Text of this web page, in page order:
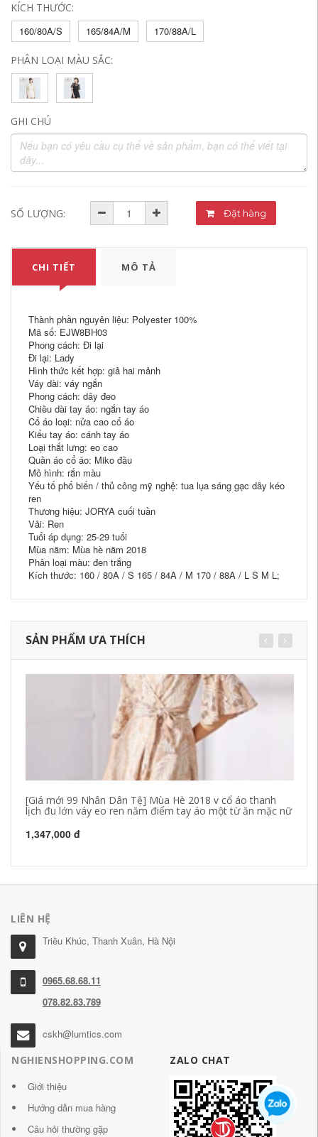
KÍCH THƯỚC:
160/80A/S
165/84A/M 170/88A/L
PHÂN LOẠI MÀU SẮC:
GHI CHÚ
SỐ LƯỢNG: Đặt hàng
CHI TIẾT MÔ TẢ
Thành phần nguyên liệu: Polyester 100%
Mã số: EJW8BH03
Phong cách: Đi lại
Đi lại: Lady
Hình thức kết hợp: giả hai mảnh
Váy dài: váy ngắn
Phong cách: dây đeo
Chiều dài tay áo: ngắn tay áo
Cổ áo loại: nửa cao cổ áo
Kiểu tay áo: cánh tay áo
Loại thắt lưng: eo cao
Quần áo cổ áo: Miko đầu
Mô hình: rắn màu
Yếu tố phổ biến / thủ công mỹ nghệ: tua lụa sáng gạc dây kéo
ren
Thương hiệu: JORYA cuối tuần
Vải: Ren
Tuổi áp dụng: 25-29 tuổi
Mùa năm: Mùa hè năm 2018
Phân loại màu: đen trắng
Kích thước: 160 / 80A / S 165 / 84A / M 170 / 88A / L S M L;
SẢN PHẨM ƯA THÍCH
[Giá mới 99 Nhân Dân Tệ] Mùa Hè 2018 v cổ áo thanh
lịch đu lớn váy eo ren năm điểm tay áo một từ ăn mặc nữ
1,347,000 đ
LIÊN HỆ
Triều Khúc, Thanh Xuân, Hà Nội
0965.68.68.11
078.82.83.789
cskh@lumtics.com
NGHIENSHOPPING.COM
Giới thiệu
Hướng dẫn mua hàng
Câu hỏi thường gặp
ZALO CHAT